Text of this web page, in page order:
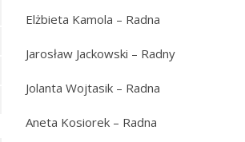
Elżbieta Kamola – Radna
Jarosław Jackowski – Radny
Jolanta Wojtasik – Radna
Aneta Kosiorek – Radna